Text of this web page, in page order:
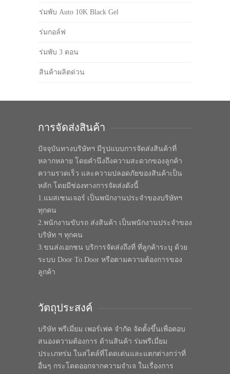
ร่มพับ Auto 10K Black Gel
ร่มกอล์ฟ
ร่มพับ 3 ตอน
สินค้าผลิตด่วน
การจัดส่งสินค้า
ปัจจุบันทางบริษัทฯ มีรูปแบบการจัดส่งสินค้าที่
หลากหลาย โดยคำนึงถึงความสะดวกของลูกค้า
ความรวดเร็ว และความปลอดภัยของสินค้าเป็น
หลัก โดยมีช่องทางการจัดส่งดังนี้
1.แมสเซนเจอร์ เป็นพนักงานประจำของบริษัทฯ
ทุกคน
2.พนักงานขับรถ ส่งสินค้า เป็นพนักงานประจำของ
บริษัท ฯ ทุกคน
3.ขนส่งเอกชน บริการจัดส่งถึงที่ ที่ลูกค้าระบุ ด้วย
ระบบ Door To Door หรือตามความต้องการของ
ลูกค้า
วัตถุประสงค์
บริษัท พรีเมี่ยม เพอร์เฟค จำกัด จัดตั้งขึ้นเพื่อตอบ
สนองความต้องการ ด้านสินค้า ร่มพรีเมี่ยม
ประเภทร่ม ในสไตล์ที่โดดเด่นและแตกต่างกว่าที่
อื่นๆ กระโดดออกจากความจำเจ ในเรื่องการ